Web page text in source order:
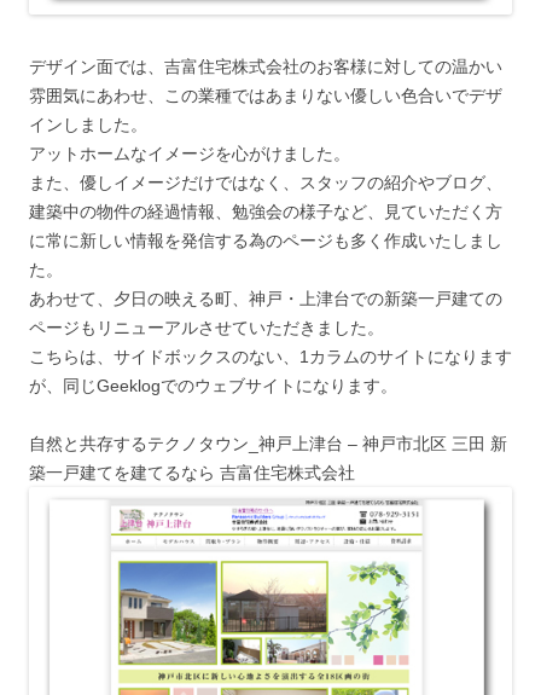
デザイン面では、吉富住宅株式会社のお客様に対しての温かい
雰囲気にあわせ、この業種ではあまりない優しい色合いでデザ
インしました。
アットホームなイメージを心がけました。
また、優しイメージだけではなく、スタッフの紹介やブログ、
建築中の物件の経過情報、勉強会の様子など、見ていただく方
に常に新しい情報を発信する為のページも多く作成いたしまし
た。
あわせて、夕日の映える町、神戸・上津台での新築一戸建ての
ページもリニューアルさせていただきました。
こちらは、サイドボックスのない、1カラムのサイトになります
が、同じGeeklogでのウェブサイトになります。
自然と共存するテクノタウン_神戸上津台 – 神戸市北区 三田 新
築一戸建てを建てるなら 吉富住宅株式会社